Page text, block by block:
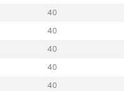
40
40
40
40
40